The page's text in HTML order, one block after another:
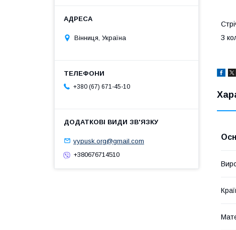
З
Вінниця, Україна
+380 (67) 671-45-10
vypusk.org@gmail.com
+380676714510